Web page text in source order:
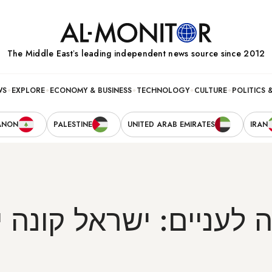
The Middle Eastʼs leading independent news source since 2012
POLITICS
CULTURE
TECHNOLOGY
ECONOMY & BUSINESS
EXPLORE
IRAN
UNITED ARAB EMIRATES
PALESTINE
לעניים: ישראל קונה